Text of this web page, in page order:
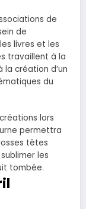
de
de
livres et les
travaillent à la
la création d’un
du
lors
permettra
têtes
les
tombée.